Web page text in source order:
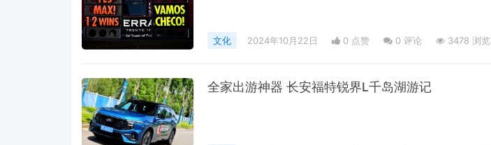
文化 2024年10月22日 0 点赞 0 评论 3478 浏览
全家出游神器 长安福特锐界L千岛湖游记